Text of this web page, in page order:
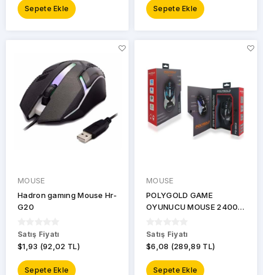
CYBER
KONFULON
NODAR
POLYGOLD
MODELLER
c15
Sepete Ekle Sepete Ekle
MOUSE
Hadron gamıng Mouse Hr-
G20
Satış Fiyatı
$1,93 (92,02 TL)
Sepete Ekle
MOUSE
POLYGOLD GAME
OYUNUCU MOUSE 2400
Satış Fiyatı
$6,08 (289,89 TL)
Sepete Ekle